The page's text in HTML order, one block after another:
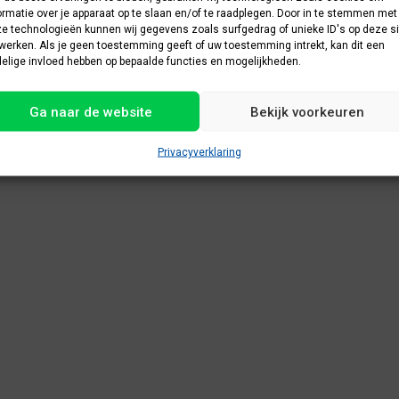
over je apparaat op te slaan en/of te raadplegen. Door in te stemmen met
technologieën kunnen wij gegevens zoals surfgedrag of unieke ID's op deze
Als je geen toestemming geeft of uw toestemming intrekt, kan dit een
invloed hebben op bepaalde functies en mogelijkheden.
Ga naar de website Bekijk voorkeuren
Privacyverklaring